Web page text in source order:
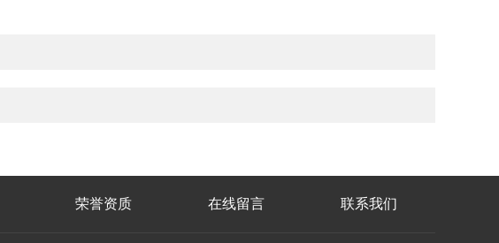
荣誉资质 在线留言 联系我们